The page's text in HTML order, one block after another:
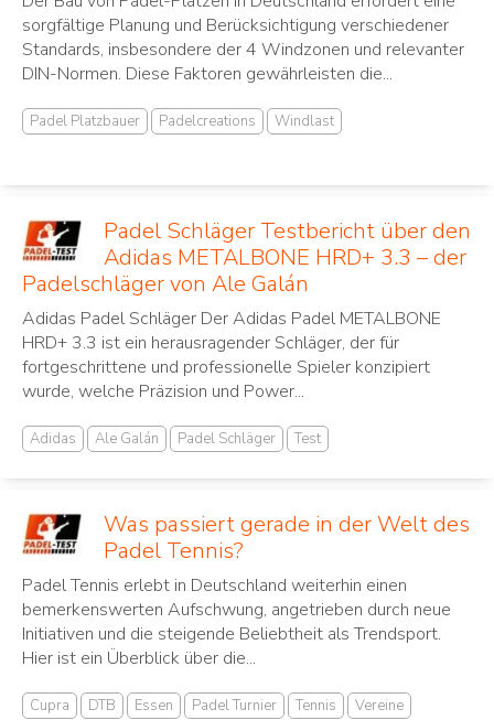
sorgfältige Planung und Berücksichtigung verschiedener
Standards, insbesondere der 4 Windzonen und relevanter
DIN-Normen. Diese Faktoren gewährleisten die...
Padel Platzbauer Padelcreations Windlast
Padel Schläger Testbericht über den
Adidas METALBONE HRD+ 3.3 – der
Padelschläger von Ale Galán
Adidas Padel Schläger Der Adidas Padel METALBONE
HRD+ 3.3 ist ein herausragender Schläger, der für
fortgeschrittene und professionelle Spieler konzipiert
wurde, welche Präzision und Power...
Adidas Ale Galán Padel Schläger Test
Was passiert gerade in der Welt des
Padel Tennis?
Padel Tennis erlebt in Deutschland weiterhin einen
bemerkenswerten Aufschwung, angetrieben durch neue
Initiativen und die steigende Beliebtheit als Trendsport.
Hier ist ein Überblick über die...
Cupra DTB Essen Padel Turnier Tennis Vereine